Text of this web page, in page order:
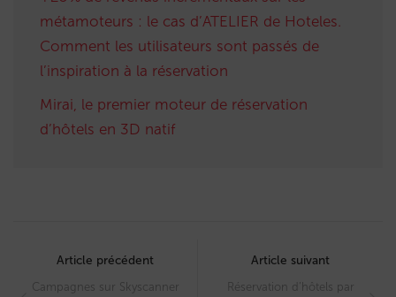
métamoteurs : le cas d’ATELIER de Hoteles.
Comment les utilisateurs sont passés de
l’inspiration à la réservation
Mirai, le premier moteur de réservation
d’hôtels en 3D natif
navigation
Article précédent
Campagnes sur Skyscanner
Article suivant
Réservation d’hôtels par